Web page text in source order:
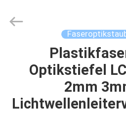
PRODUKTE
Optikstiefel
2mm